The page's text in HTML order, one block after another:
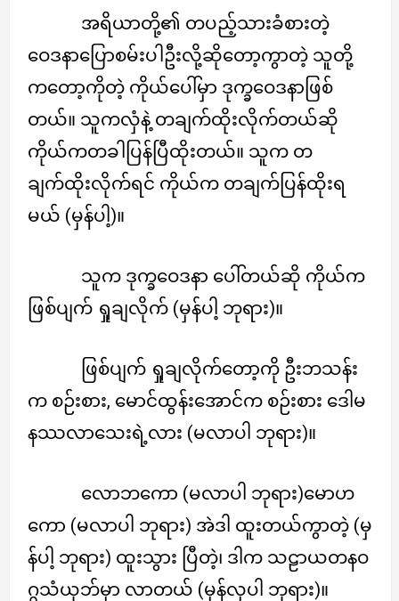
အရိယာတို့၏ တပည့်သားခံစားတဲ့
ဝေဒနာပြောစမ်းပါဦးလို့ဆိုတော့ကွာတဲ့ သူတို့
ကတော့ကိုတဲ့ ကိုယ်ပေါ်မှာ ဒုက္ခဝေဒနာဖြစ်
တယ်။ သူကလှံနဲ့ တချက်ထိုးလိုက်တယ်ဆို
ကိုယ်ကတခါပြန်ပြီထိုးတယ်။ သူက တ
ချက်ထိုးလိုက်ရင် ကိုယ်က တချက်ပြန်ထိုးရ
မယ် (မှန်ပါ့)။
သူက ဒုက္ခဝေဒနာ ပေါ်တယ်ဆို ကိုယ်က
ဖြစ်ပျက် ရှုချလိုက် (မှန်ပါ့ ဘုရား)။
ဖြစ်ပျက် ရှုချလိုက်တော့ကို ဦးဘသန်း
က စဉ်းစား, မောင်ထွန်းအောင်က စဉ်းစား ဒေါမ
နဿလာသေးရဲ့လား (မလာပါ ဘုရား)။
လောဘကော (မလာပါ ဘုရား)မောဟ
ကော (မလာပါ ဘုရား) အဲဒါ ထူးတယ်ကွာတဲ့ (မှ
န်ပါ့ ဘုရား) ထူးသွား ပြီတဲ့၊ ဒါက သဠာယတနဝ
ဂ္ဂသံယုဘ်မှာ လာတယ် (မှန်လှပါ ဘုရား)။